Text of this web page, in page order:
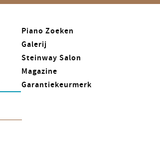
Piano Zoeken
Galerij
Steinway Salon
Magazine
Garantiekeurmerk